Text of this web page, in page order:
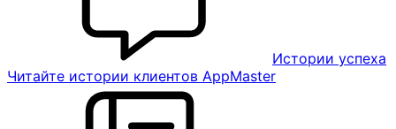
Истории успеха
Читайте истории клиентов AppMaster